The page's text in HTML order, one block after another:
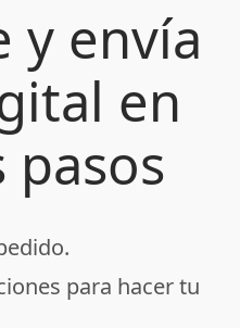
y envía
en
pasos
para hacer tu